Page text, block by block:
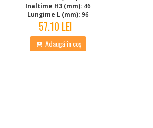
Inaltime H3 (mm): 46
Lungime L (mm): 96
57.10 LEI
Adaugă în coș